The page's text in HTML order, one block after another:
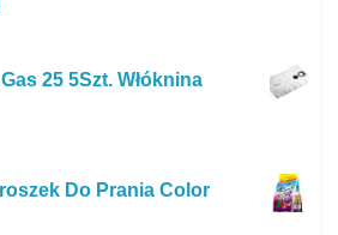
25 5Szt. Włóknina
Do Prania Color